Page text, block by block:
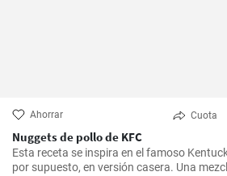
Ahorrar Cuota
Nuggets de pollo de KFC
Esta receta se inspira en el famoso
por supuesto, en versión casera. Una